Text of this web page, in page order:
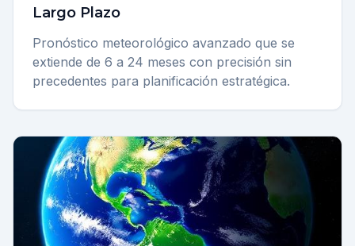
Largo Plazo
Pronóstico meteorológico avanzado que se
extiende de 6 a 24 meses con precisión sin
precedentes para planificación estratégica.